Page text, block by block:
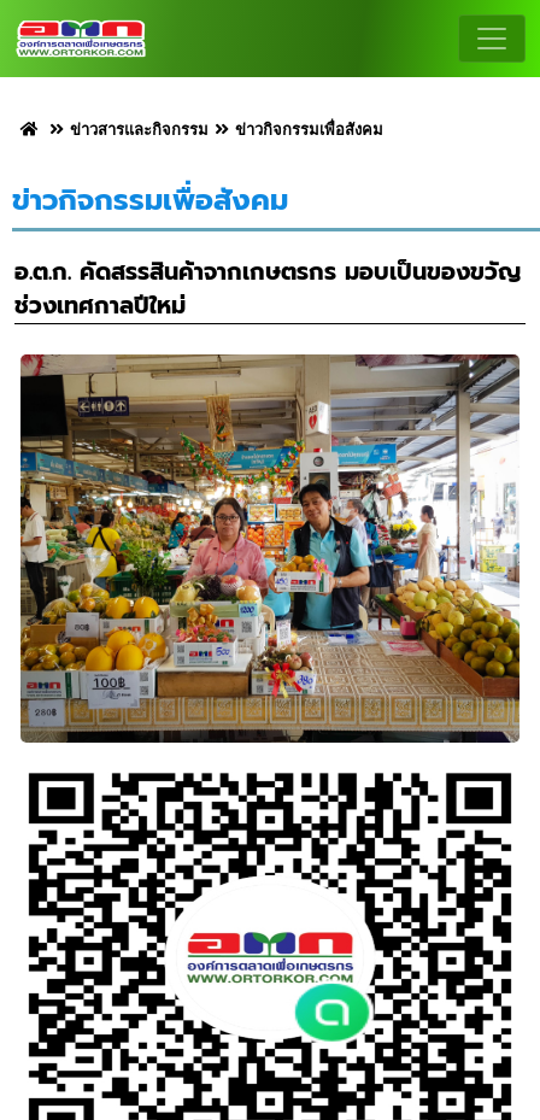
ข่าวสารและกิจกรรม ข่าวกิจกรรมเพื่อสังคม
ข่าวกิจกรรมเพื่อสังคม
อ.ต.ก. คัดสรรสินค้าจากเกษตรกร มอบเป็นของขวัญ
ช่วงเทศกาลปีใหม่